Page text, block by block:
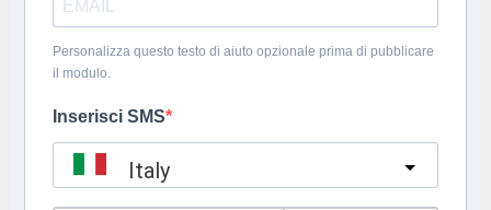
Personalizza questo testo di aiuto opzionale prima di pubblicare
il modulo.
Inserisci SMS
Italy